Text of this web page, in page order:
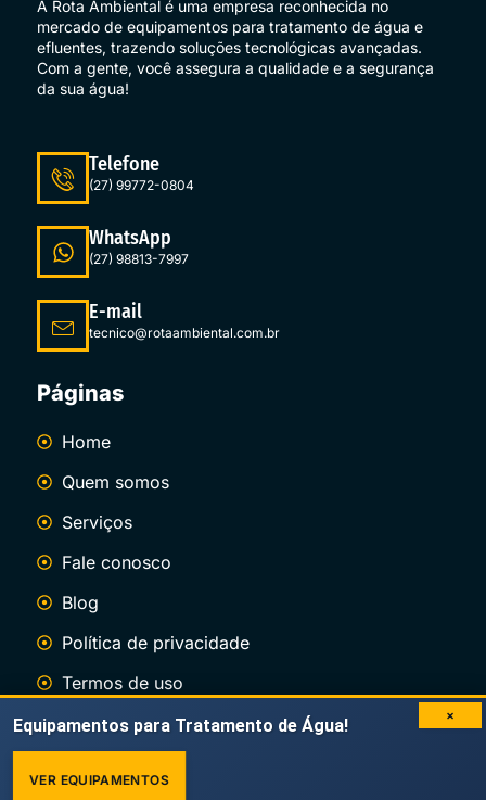
Equipamentos para Tratamento de Água!
VER EQUIPAMENTOS
×
A Rota Ambiental é uma empresa reconhecida no
mercado de equipamentos para tratamento de água e
efluentes, trazendo soluções tecnológicas avançadas.
Com a gente, você assegura a qualidade e a segurança
da sua água!
Telefone
(27) 99772-0804
WhatsApp
(27) 98813-7997
E-mail
tecnico@rotaambiental.com.br
Páginas
Home
Quem somos
Serviços
Fale conosco
Blog
Política de privacidade
Termos de uso
Site desenvolvido pela QMIX Digital